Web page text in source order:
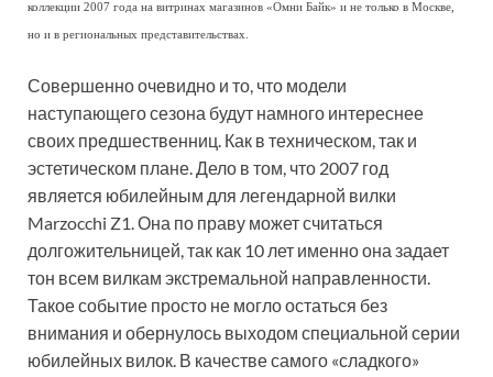
коллекции 2007 года на витринах магазинов «Омни Байк» и не только в Москве,
но и в региональных представительствах.
Совершенно очевидно и то, что модели
наступающего сезона будут намного интереснее
своих предшественниц. Как в техническом, так и
эстетическом плане. Дело в том, что 2007 год
является юбилейным для легендарной вилки
Marzocchi Z1. Она по праву может считаться
долгожительницей, так как 10 лет именно она задает
тон всем вилкам экстремальной направленности.
Такое событие просто не могло остаться без
внимания и обернулось выходом специальной серии
юбилейных вилок. В качестве самого «сладкого»